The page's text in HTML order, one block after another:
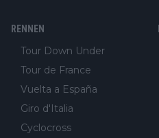
RENNEN
Tour Down Under
Tour de France
Vuelta a España
Giro d'Italia
Cyclocross